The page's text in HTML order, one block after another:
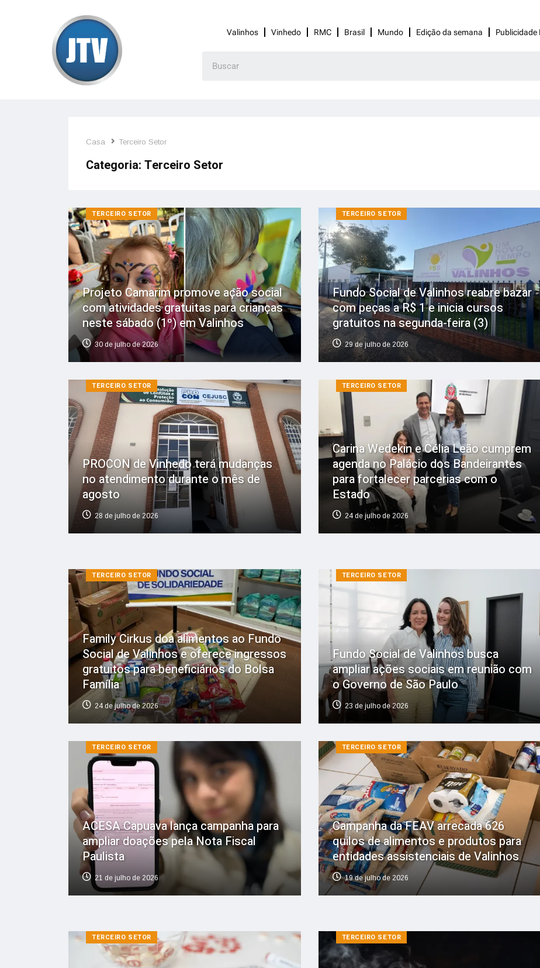
Valinhos Vinhedo RMC Brasil Mundo Edição da semana Publicidade
Casa Terceiro Setor
Categoria: Terceiro Setor
TERCEIRO SETOR
Projeto Camarim promove ação social
com atividades gratuitas para crianças
neste sábado (1º) em Valinhos
30 de julho de 2026
TERCEIRO SETOR
Fundo Social de Valinhos reabre bazar
com peças a R$ 1 e inicia cursos
gratuitos na segunda-feira (3)
29 de julho de 2026
TERCEIRO SETOR
PROCON de Vinhedo terá mudanças
no atendimento durante o mês de
agosto
28 de julho de 2026
TERCEIRO SETOR
Carina Wedekin e Célia Leão cumprem
agenda no Palácio dos Bandeirantes
para fortalecer parcerias com o
Estado
24 de julho de 2026
TERCEIRO SETOR
Family Cirkus doa alimentos ao Fundo
Social de Valinhos e oferece ingressos
gratuitos para beneficiários do Bolsa
Família
24 de julho de 2026
TERCEIRO SETOR
Fundo Social de Valinhos busca
ampliar ações sociais em reunião com
o Governo de São Paulo
23 de julho de 2026
TERCEIRO SETOR
ACESA Capuava lança campanha para
ampliar doações pela Nota Fiscal
Paulista
21 de julho de 2026
TERCEIRO SETOR
Campanha da FEAV arrecada 626
quilos de alimentos e produtos para
entidades assistenciais de Valinhos
19 de julho de 2026
TERCEIRO SETOR TERCEIRO SETOR